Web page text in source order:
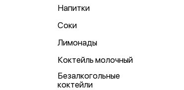
Напитки
Соки
Лимонады
Коктейль молочный
Безалкогольные
коктейли